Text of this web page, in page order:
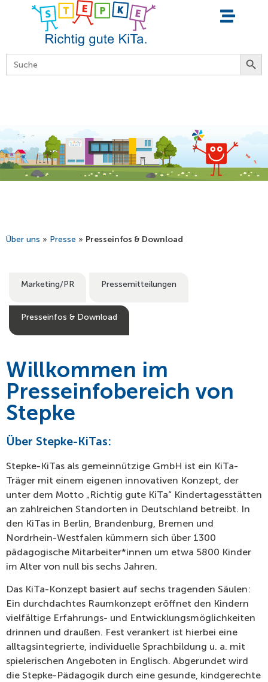
springen
Search
for:
Über uns » Presse » Presseinfos & Download
Marketing/PR Pressemitteilungen
Presseinfos & Download
Willkommen im
Presseinfobereich von
Stepke
Über Stepke-KiTas:
Stepke-KiTas als gemeinnützige GmbH ist ein KiTa-
Träger mit einem eigenen innovativen Konzept, der
unter dem Motto „Richtig gute KiTa“ Kindertagesstätten
an zahlreichen Standorten in Deutschland betreibt. In
den KiTas in Berlin, Brandenburg, Bremen und
Nordrhein-Westfalen kümmern sich über 1300
pädagogische Mitarbeiter*innen um etwa 5800 Kinder
im Alter von null bis sechs Jahren.
Das KiTa-Konzept basiert auf sechs tragenden Säulen:
Ein durchdachtes Raumkonzept eröffnet den Kindern
vielfältige Erfahrungs- und Entwicklungsmöglichkeiten
drinnen und draußen. Fest verankert ist hierbei eine
alltagsintegrierte, individuelle Sprachbildung u. a. mit
spielerischen Angeboten in Englisch. Abgerundet wird
die Stepke-Pädagogik durch eine gesunde, kindgerechte